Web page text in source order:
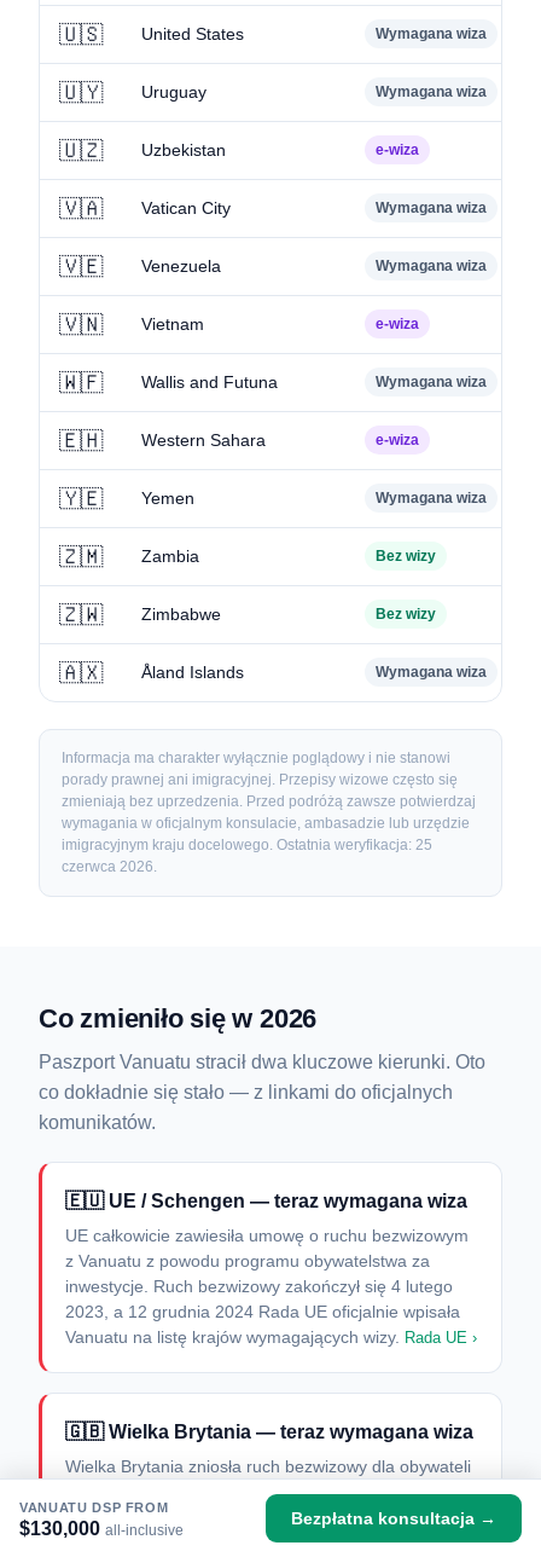
🇺🇸 United States Wymagana wiza
🇺🇾 Uruguay Wymagana wiza
🇺🇿 Uzbekistan e-wiza
🇻🇦 Vatican City Wymagana wiza
🇻🇪 Venezuela Wymagana wiza
🇻🇳 Vietnam e-wiza
🇼🇫 Wallis and Futuna Wymagana wiza
🇪🇭 Western Sahara e-wiza
🇾🇪 Yemen Wymagana wiza
🇿🇲 Zambia Bez wizy
🇿🇼 Zimbabwe Bez wizy
🇦🇽 Åland Islands Wymagana wiza
Informacja ma charakter wyłącznie poglądowy i nie stanowi
porady prawnej ani imigracyjnej. Przepisy wizowe często się
zmieniają bez uprzedzenia. Przed podróżą zawsze potwierdzaj
wymagania w oficjalnym konsulacie, ambasadzie lub urzędzie
imigracyjnym kraju docelowego. Ostatnia weryfikacja: 25
czerwca 2026.
Co zmieniło się w 2026
Paszport Vanuatu stracił dwa kluczowe kierunki. Oto
co dokładnie się stało — z linkami do oficjalnych
komunikatów.
🇪🇺 UE / Schengen — teraz wymagana wiza
UE całkowicie zawiesiła umowę o ruchu bezwizowym
z Vanuatu z powodu programu obywatelstwa za
inwestycje. Ruch bezwizowy zakończył się 4 lutego
2023, a 12 grudnia 2024 Rada UE oficjalnie wpisała
Vanuatu na listę krajów wymagających wizy. Rada UE ›
🇬🇧 Wielka Brytania — teraz wymagana wiza
Wielka Brytania zniosła ruch bezwizowy dla obywateli
Vanuatu, powołując się na skalę programu
obywatelstwa za inwestycje. Obecnie wymagana jest
wiza turystyczna.
VANUATU DSP FROM
$130,000 all-inclusive
Bezpłatna konsultacja →